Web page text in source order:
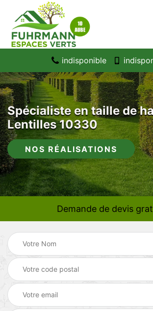
indisponible
Spécialiste en taille de
Lentilles 10330
NOS RÉALISATIONS
Demande de devis